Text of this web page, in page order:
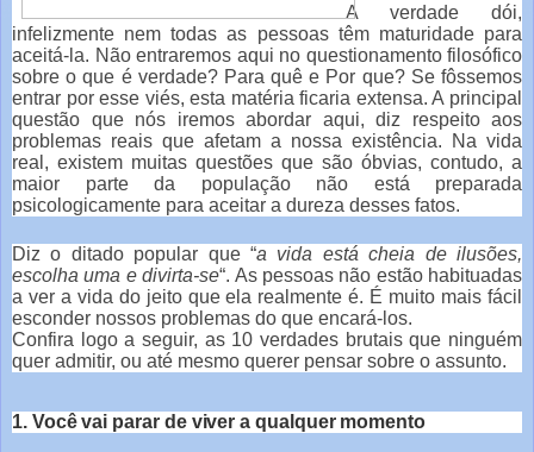
A verdade dói,
infelizmente nem todas as pessoas têm maturidade para
aceitá-la. Não entraremos aqui no questionamento filosófico
sobre o que é verdade? Para quê e Por que? Se fôssemos
entrar por esse viés, esta matéria ficaria extensa. A principal
questão que nós iremos abordar aqui, diz respeito aos
problemas reais que afetam a nossa existência. Na vida
real, existem muitas questões que são óbvias, contudo, a
maior parte da população não está preparada
psicologicamente para aceitar a dureza desses fatos.
Diz o ditado popular que “a vida está cheia de ilusões,
escolha uma e divirta-se“. As pessoas não estão habituadas
a ver a vida do jeito que ela realmente é. É muito mais fácil
esconder nossos problemas do que encará-los.
Confira logo a seguir, as 10 verdades brutais que ninguém
quer admitir, ou até mesmo querer pensar sobre o assunto.
1. Você vai parar de viver a qualquer momento